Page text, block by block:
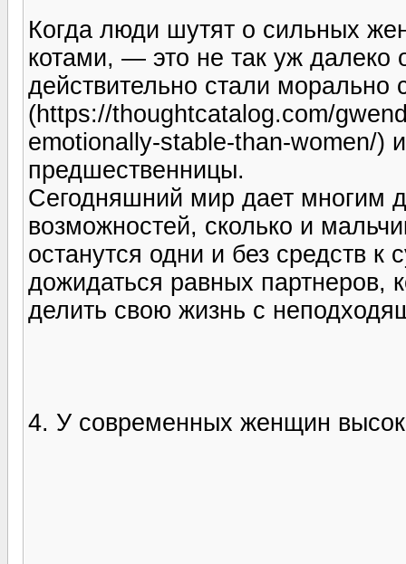
Когда люди шутят о сильных
котами, — это не так уж
действительно стали морально
(https://thoughtcatalog.com/
emotionally-stable-than-women/)
предшественницы.
Сегодняшний мир дает многим
возможностей, сколько и
останутся одни и без средств
дожидаться равных партнеров,
делить свою жизнь с
4. У современных женщин